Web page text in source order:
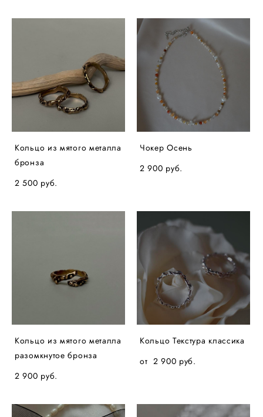
Кольцо из мятого металла
бронза
2 500 pуб.
Чокер Осень
2 900 pуб.
Кольцо из мятого металла
разомкнутое бронза
2 900 pуб.
Кольцо Текстура классика
от 2 900 pуб.